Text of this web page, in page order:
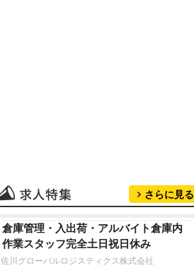
さらに見る
倉庫管理・入出荷・アルバイト倉庫内
作業スタッフ完全土日祝日休み
佐川グローバルロジスティクス株式会社